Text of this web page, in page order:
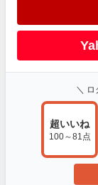
＼ ロ
超いいね
100～81点